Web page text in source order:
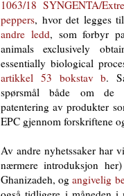
1063/18 SYNGENTA/
peppers, hvor det legges
andre ledd, som forbyr
animals exclusively
essentially biological
artikkel 53 bokstav b.
spørsmål både om de
patentering av produkter
EPC gjennom forskriftene
Av andre nyhetssaker har
nærmere introduksjon
Ghanizadeh, ogangivelig